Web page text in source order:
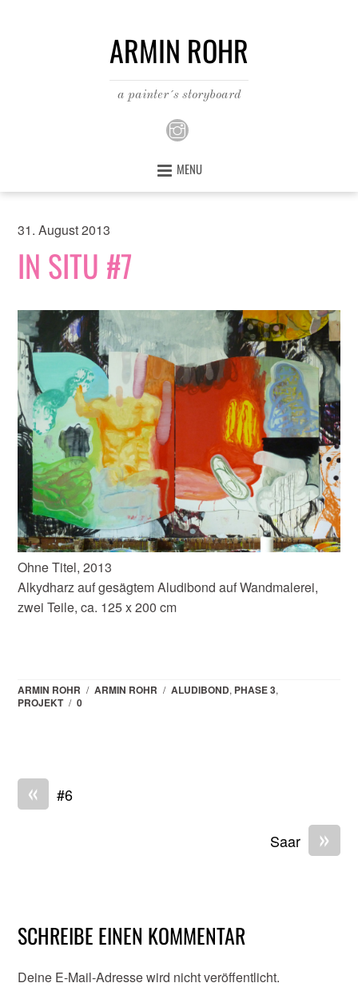
ARMIN ROHR
a painter´s storyboard
MENU
31. August 2013
IN SITU #7
Ohne Titel, 2013
Alkydharz auf gesägtem Aludibond auf Wandmalerei,
zwei Teile, ca. 125 x 200 cm
ARMIN ROHR / ARMIN ROHR / ALUDIBOND, PHASE 3,
PROJEKT / 0
« #6
»
Saar
SCHREIBE EINEN KOMMENTAR
Deine E-Mail-Adresse wird nicht veröffentlicht.